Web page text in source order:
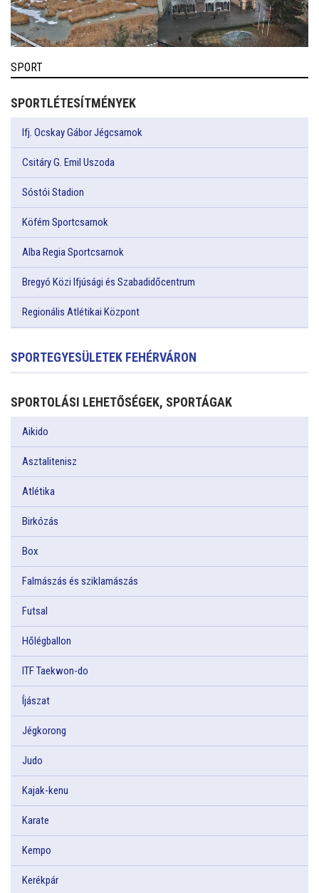
SPORT
SPORTLÉTESÍTMÉNYEK
Ifj. Ocskay Gábor Jégcsarnok
Csitáry G. Emil Uszoda
Sóstói Stadion
Köfém Sportcsarnok
Alba Regia Sportcsarnok
Bregyó Közi Ifjúsági és Szabadidőcentrum
Regionális Atlétikai Központ
SPORTEGYESÜLETEK FEHÉRVÁRON
SPORTOLÁSI LEHETŐSÉGEK, SPORTÁGAK
Aikido
Asztalitenisz
Atlétika
Birkózás
Box
Falmászás és sziklamászás
Futsal
Hőlégballon
ITF Taekwon-do
Íjászat
Jégkorong
Judo
Kajak-kenu
Karate
Kempo
Kerékpár